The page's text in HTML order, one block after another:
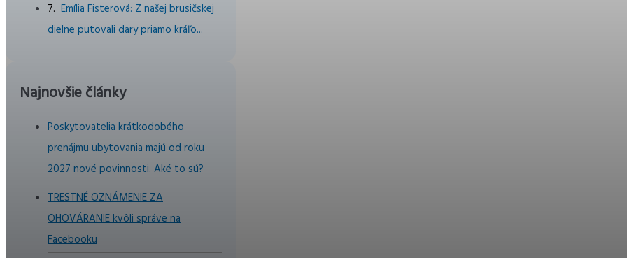
Emília Fisterová: Z našej brusičskej
dielne putovali dary priamo kráľo...
Najnovšie články
Poskytovatelia krátkodobého
prenájmu ubytovania majú od roku
2027 nové povinnosti. Aké to sú?
TRESTNÉ OZNÁMENIE ZA
OHOVÁRANIE kvôli správe na
Facebooku